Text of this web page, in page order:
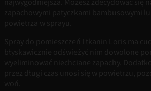
najwygodniejsza. Możesz zdecydować się
zapachowymi patyczkami bambusowymi
powietrza w sprayu.
Spray do pomieszczeń I tkanin Loris ma
błyskawicznie odświeżyć nim dowolone
wyeliminować niechciane zapachy.
przez długi czas unosi się w powietrzu,
woń.